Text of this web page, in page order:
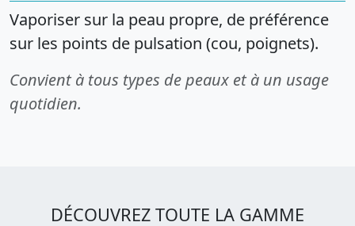
Vaporiser sur la peau propre, de préférence
sur les points de pulsation (cou, poignets).
Convient à tous types de peaux et à un usage
quotidien.
DÉCOUVREZ TOUTE LA GAMME